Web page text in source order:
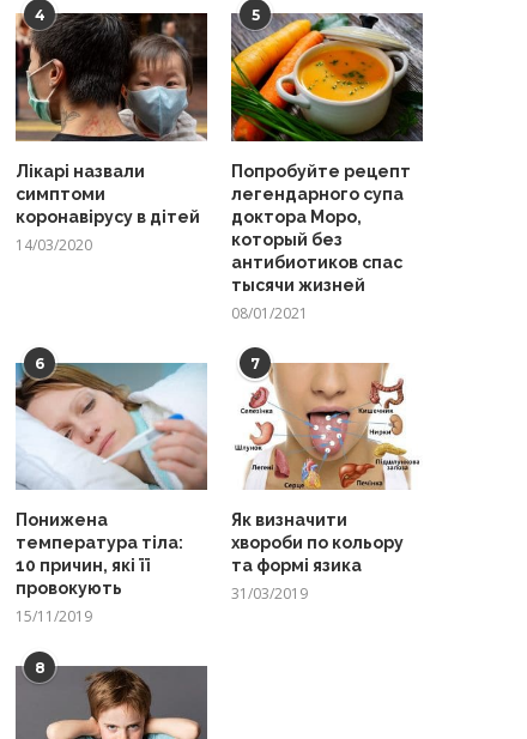
4
Лікарі назвали
симптоми
коронавірусу в дітей
14/03/2020
5
Попробуйте рецепт
легендарного супа
доктора Моро,
который без
антибиотиков спас
тысячи жизней
08/01/2021
6
Понижена
температура тіла:
10 причин, які її
провокують
15/11/2019
7
Як визначити
хвороби по кольору
та формі язика
31/03/2019
8